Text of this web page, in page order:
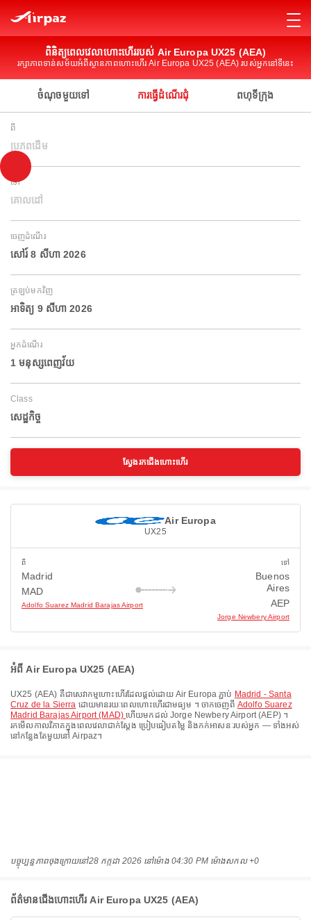
ពិនិត្យពេលវេលាហោះហើររបស់ Air Europa UX25 (AEA)
រក្សាភាពទាន់សម័យអំពីស្ថានភាពហោះហើរ Air Europa UX25 (AEA) របស់អ្នកនៅទីនេះ
ចំណុចមួយទៅ ការធ្វើដំណើរជុំ ពហុទីក្រុង
ពី
ប្រភពដើម
ទៅ
គោលដៅ
ចេញដំណើរ
សៅរ៍ 8 សីហា 2026
ត្រឡប់មកវិញ
អាទិត្យ 9 សីហា 2026
អ្នកដំណើរ
1 មនុស្សពេញវ័យ
Class
សេដ្ឋកិច្ច
ស្វែងរកជើងហោះហើរ
Air Europa
UX25
ពី
Madrid
MAD
Adolfo Suarez Madrid Barajas Airport
ទៅ
Buenos
Aires
AEP
Jorge Newbery Airport
អំពី Air Europa UX25 (AEA)
UX25 (AEA) គឺជាសេវាកម្មហោះហើរដែលផ្តល់ដោយ Air Europa ភ្ជាប់ Madrid - Santa
Cruz de la Sierra ដោយមានរយៈពេលហោះហើរជាមធ្យម ។ ចាកចេញពី Adolfo Suarez
Madrid Barajas Airport (MAD)ហើយមកដល់Jorge Newbery Airport (AEP) ។
រកមើលកាលវិភាគក្នុងពេលវេលាជាក់ស្តែង ប្រៀបធៀបតម្លៃ និងកក់អាសនៈរបស់អ្នក — ទាំងអស់
នៅកន្លែងតែមួយនៅ Airpaz។
បច្ចុប្បន្នភាពចុងក្រោយនៅ28 កក្កដា 2026 នៅ​ម៉ោង 04:30 PM ម៉ោង​សកល +0
ព័ត៌មានជើងហោះហើរ Air Europa UX25 (AEA)